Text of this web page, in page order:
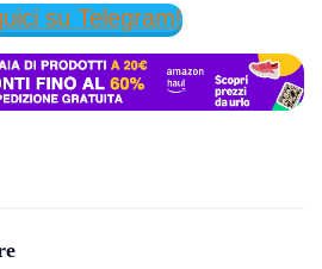
su Telegram!